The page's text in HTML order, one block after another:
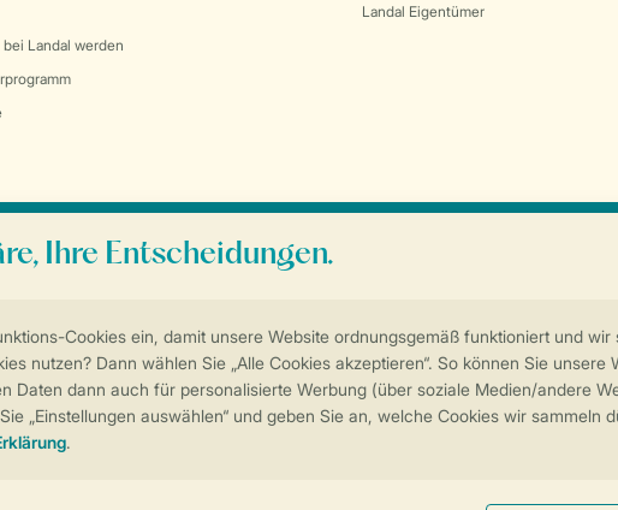
Sicherstellung Deiner Privatsphäre
Weitere Informationen und Einstellungen
Landal werden
Landal Eigentümer